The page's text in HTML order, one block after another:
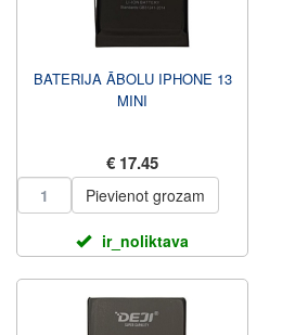
BATERIJA ĀBOLU IPHONE 13
MINI
€ 17.45
Pievienot grozam
ir_noliktava